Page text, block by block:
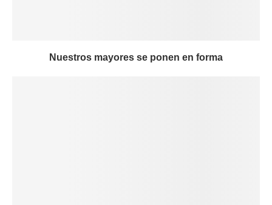
Nuestros mayores se ponen en forma